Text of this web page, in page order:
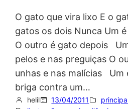
O gato que vira lixo E o
gatos os dois Nunca Um
O outro é gato depois
pelos e nas preguiças O
unhas e nas malícias Um
briga contra um…
helil 13/04/2011